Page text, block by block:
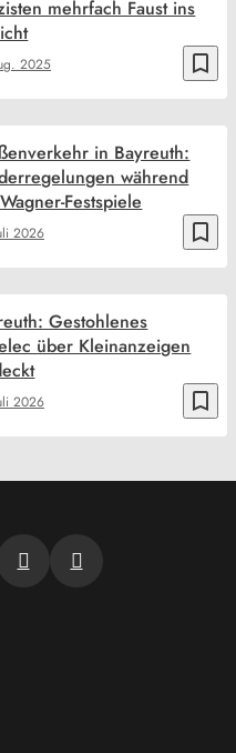
bookmark_border
2025
mehrfach Faust ins
bookmark_border
2026
in Bayreuth:
während
Festspiele
bookmark_border
2026
Gestohlenes
über Kleinanzeigen